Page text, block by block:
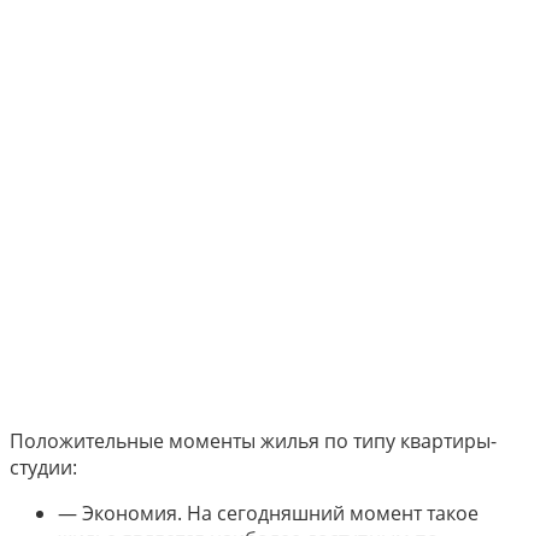
Положительные моменты жилья по типу квартиры-
студии:
— Экономия. На сегодняшний момент такое